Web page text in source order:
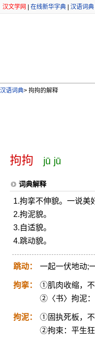
汉文学网 在线新华字典 汉语词典
汉语词典> 拘拘的解释
拘拘 jū jū
词典解释
1.拘挛不伸貌。一说美
2.拘泥貌。
3.自适貌。
4.跳动貌。
跳动： 一起一伏地动;
拘挛：
①肌肉收缩，不
②〈书〉拘泥：
拘泥：
①固执死板，不
②拘束：平生狂